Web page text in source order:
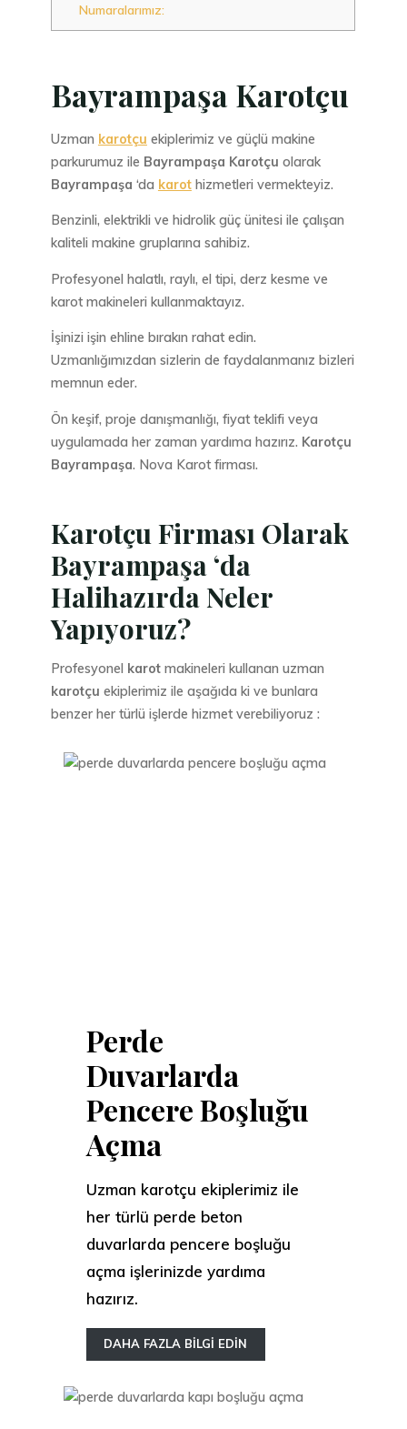
Numaralarımız:
Bayrampaşa Karotçu
Uzman karotçu ekiplerimiz ve güçlü makine
parkurumuz ile Bayrampaşa Karotçu olarak
Bayrampaşa‘da karot hizmetleri vermekteyiz.
Benzinli, elektrikli ve hidrolik güç ünitesi ile çalışan
kaliteli makine gruplarına sahibiz.
Profesyonel halatlı, raylı, el tipi, derz kesme ve
karot makineleri kullanmaktayız.
İşinizi işin ehline bırakın rahat edin.
Uzmanlığımızdan sizlerin de faydalanmanız bizleri
memnun eder.
Ön keşif, proje danışmanlığı, fiyat teklifi veya
uygulamada her zaman yardıma hazırız. Karotçu
Bayrampaşa. Nova Karot firması.
Karotçu Firması Olarak
Bayrampaşa ‘da
Halihazırda Neler
Yapıyoruz?
Profesyonel karot makineleri kullanan uzman
karotçu ekiplerimiz ile aşağıda ki ve bunlara
benzer her türlü işlerde hizmet verebiliyoruz :
Perde
Duvarlarda
Pencere Boşluğu
Açma
Uzman karotçu ekiplerimiz ile
her türlü perde beton
duvarlarda pencere boşluğu
açma işlerinizde yardıma
hazırız.
DAHA FAZLA BİLGİ EDİN